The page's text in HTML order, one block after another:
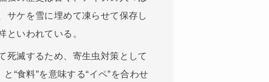
サケを雪に埋めて凍らせて保存し
いわれている。
死滅するため、寄生虫対策として
“食料”を意味する“イペ”を合わせ